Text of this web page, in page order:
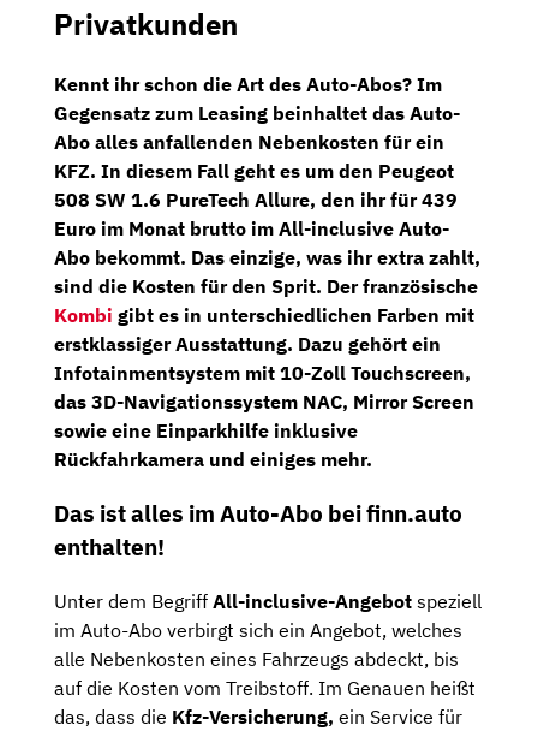
Privatkunden
Kennt ihr schon die Art des Auto-Abos? Im
Gegensatz zum Leasing beinhaltet das Auto-
Abo alles anfallenden Nebenkosten für ein
KFZ. In diesem Fall geht es um den Peugeot
508 SW 1.6 PureTech Allure, den ihr für439
Euro im Monat brutto im All-inclusive Auto-
Abo bekommt. Das einzige, was ihr extra zahlt,
sind die Kosten für den Sprit. Der französische
Kombi gibt es in unterschiedlichen Farben mit
erstklassiger Ausstattung. Dazu gehört ein
Infotainmentsystem mit 10-Zoll Touchscreen,
das 3D-Navigationssystem NAC, MirrorScreen
sowie eine Einparkhilfe inklusive
Rückfahrkamera und einiges mehr.
Das ist alles im Auto-Abo bei finn.auto
enthalten!
Unter dem Begriff All-inclusive-Angebot speziell
im Auto-Abo verbirgt sich ein Angebot, welches
alle Nebenkosten eines Fahrzeugs abdeckt, bis
auf die Kosten vom Treibstoff. Im Genauen heißt
das, dass die Kfz-Versicherung, ein Service für